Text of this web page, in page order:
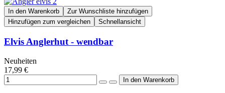
In den Warenkorb
Zur Wunschliste hinzufügen
Hinzufügen zum vergleichen
Schnellansicht
Elvis Anglerhut - wendbar
Neuheiten
17,99 €